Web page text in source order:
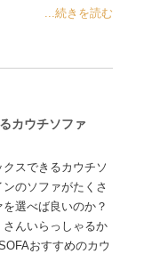
...続きを読む
カウチソファ
スできるカウチソ
のソファがたくさ
選べば良いのか？
さんいらっしゃるか
おすすめのカウ